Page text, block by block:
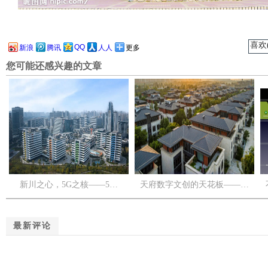
新浪 腾讯 QQ 人人 更多 喜
您可能还感兴趣的文章
新川之心，5G之核——5… 天府数字文创的天花板——…
最新评论